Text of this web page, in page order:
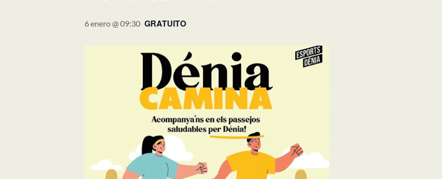
6 enero @ 09:30 GRATUITO